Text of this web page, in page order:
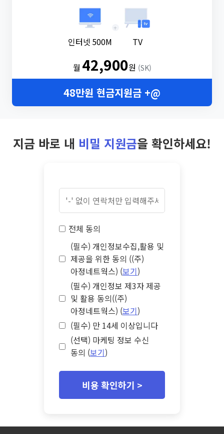
인터넷 500M
+
TV
월 42,900원 (SK)
48만원 현금지원금 +@
지금 바로 내 비밀 지원금을 확인하세요!
전체 동의
(필수) 개인정보수집,활용 및
제공을 위한 동의 ((주)
아정네트웍스) (보기)
(필수) 개인정보 제3자 제공
및 활용 동의((주)
아정네트웍스) (보기)
(필수) 만 14세 이상입니다
(선택) 마케팅 정보 수신
동의 (보기)
비용 확인하기 >